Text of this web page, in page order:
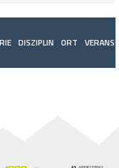
DISZIPLIN ORT